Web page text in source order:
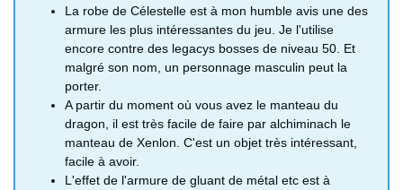
Habit de prince-
habit de roi et habit
d'empereur
Diminuent
les
attaques
magiques
Quête 53 ou
alchimanach
Robe de princesse -
robe de reine et robe
d'imératrice
Toge de Célestelle
Diminuent
Alchimanach
La robe de Célestelle est à mon humble avis une des
armure les plus intéressantes du jeu. Je l'utilise
encore contre des legacys bosses de niveau 50. Et
malgré son nom, un personnage masculin peut la
porter.
A partir du moment où vous avez le manteau du
dragon, il est très facile de faire par alchiminach le
manteau de Xenlon. C'est un objet très intéressant,
facile à avoir.
L'effet de l'armure de gluant de métal etc est à